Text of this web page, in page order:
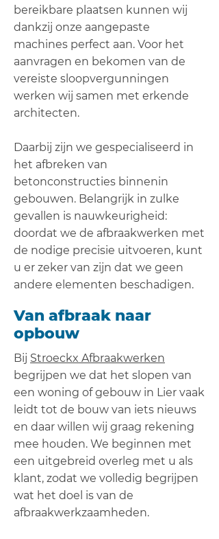
bereikbare plaatsen kunnen wij
dankzij onze aangepaste
machines perfect aan. Voor het
aanvragen en bekomen van de
vereiste sloopvergunningen
werken wij samen met erkende
architecten.
Daarbij zijn we gespecialiseerd in
het afbreken van
betonconstructies binnenin
gebouwen. Belangrijk in zulke
gevallen is nauwkeurigheid:
doordat we de afbraakwerken met
de nodige precisie uitvoeren, kunt
u er zeker van zijn dat we geen
andere elementen beschadigen.
Van afbraak naar
opbouw
Bij Stroeckx Afbraakwerken
begrijpen we dat het slopen van
een woning of gebouw in Lier vaak
leidt tot de bouw van iets nieuws
en daar willen wij graag rekening
mee houden. We beginnen met
een uitgebreid overleg met u als
klant, zodat we volledig begrijpen
wat het doel is van de
afbraakwerkzaamheden.